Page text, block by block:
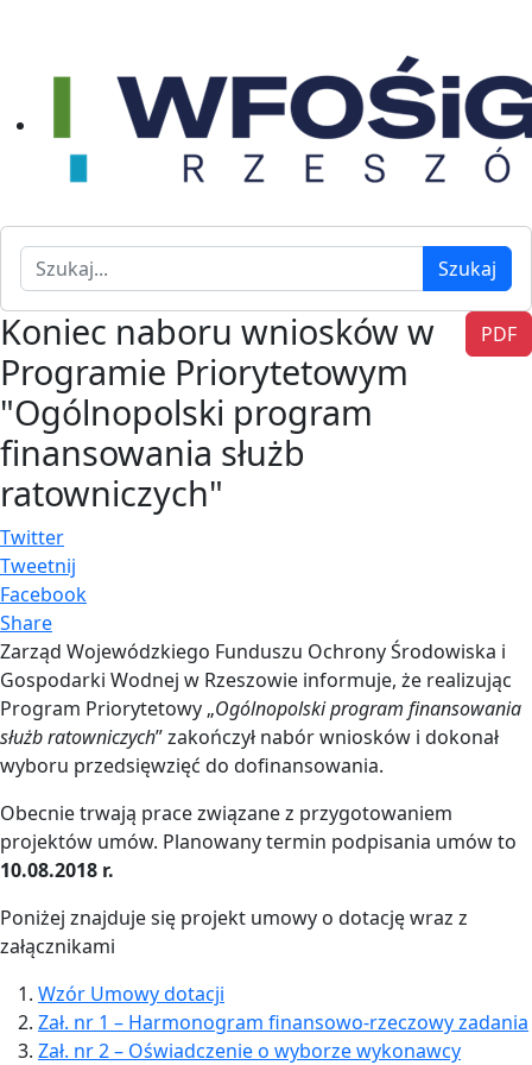
Szukaj Szukaj
PDF
Koniec naboru wniosków w
Programie Priorytetowym
"Ogólnopolski program
finansowania służb
ratowniczych"
Twitter
Tweetnij
Facebook
Share
Zarząd Wojewódzkiego Funduszu Ochrony Środowiska i
Gospodarki Wodnej w Rzeszowie informuje, że realizując
Program Priorytetowy „Ogólnopolski program finansowania
służb ratowniczych” zakończył nabór wniosków i dokonał
wyboru przedsięwzięć do dofinansowania.
Obecnie trwają prace związane z przygotowaniem
projektów umów. Planowany termin podpisania umów to
10.08.2018 r.
Poniżej znajduje się projekt umowy o dotację wraz z
załącznikami
Wzór Umowy dotacji
Zał. nr 1 – Harmonogram finansowo-rzeczowy zadania
Zał. nr 2 – Oświadczenie o wyborze wykonawcy